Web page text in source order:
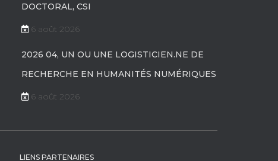
DOCTORAL, CSI
6 août 2026
2026 04, UN OU UNE LOGISTICIEN.NE DE
RECHERCHE EN HUMANITÉS NUMÉRIQUES
6 août 2026
LIENS PARTENAIRES